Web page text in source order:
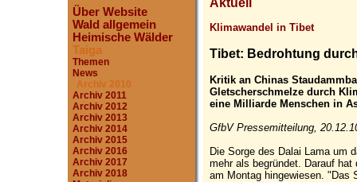
Über Website
Wald allgemein
Heimische Wälder
Taiga
Themen
News
Archiv 2010
Archiv 2011
Archiv 2012
Archiv 2013
Archiv 2014
Archiv 2015
Archiv 2016
Archiv 2017
Archiv 2018
Aktuell
Klimawandel in Tibet
Tibet: Bedrohtung
Kritik an Chinas
Gletscherschmelze durch
eine Milliarde Menschen in
GfbV Pressemitteilung,
Die Sorge des Dalai Lama um
mehr als begründet. Darauf
am Montag hingewiesen. "Das